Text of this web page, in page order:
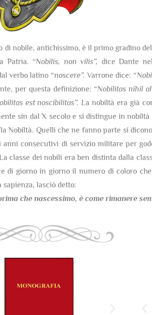
nobile, antichissimo, è il primo gradino
Patria. “Nobilis, non vilis”, dice Dante
verbo latino “noscere”.Varrone dice: “
per questa definizione: “Nobilitas nihil
est noscibilitas”. La nobiltà era già
sin dal X secolo e si distingue in
Nobiltà. Quelli che ne fanno parte si
anni consecutivi di servizio militare per
classe dei nobili era ben distinta dalla
di giorno in giorno il numero di coloro
lasciò detto:
che nascessimo, è come rimanere